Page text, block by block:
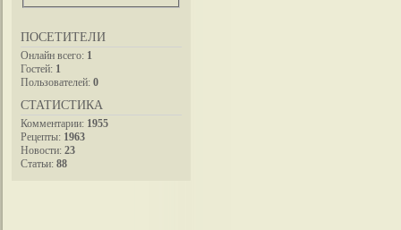
ПОСЕТИТЕЛИ
Онлайн всего: 1
Гостей: 1
Пользователей: 0
СТАТИСТИКА
Комментарии: 1955
Рецепты: 1963
Новости: 23
Статьи: 88